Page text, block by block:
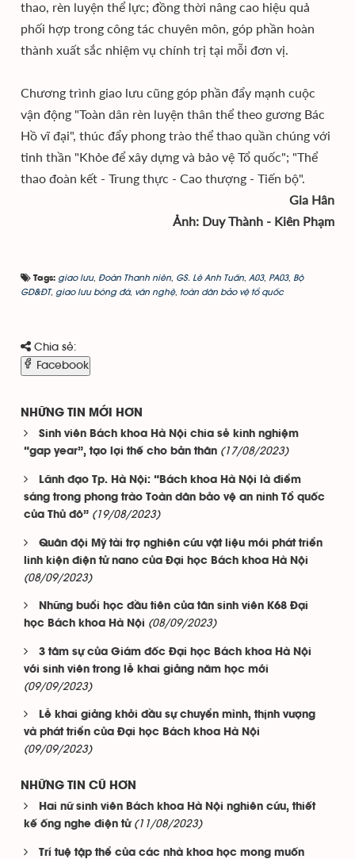
thao, rèn luyện thể lực; đồng thời nâng cao hiệu quả
phối hợp trong công tác chuyên môn, góp phần hoàn
thành xuất sắc nhiệm vụ chính trị tại mỗi đơn vị.
Chương trình giao lưu cũng góp phần đẩy mạnh cuộc
vận động "Toàn dân rèn luyện thân thể theo gương Bác
Hồ vĩ đại", thúc đẩy phong trào thể thao quần chúng với
tinh thần "Khỏe để xây dựng và bảo vệ Tổ quốc"; "Thể
thao đoàn kết - Trung thực - Cao thượng - Tiến bộ".
Gia Hân
Ảnh: Duy Thành - Kiên Phạm
Tags: giao lưu, Đoàn Thanh niên GS. Lê Anh Tuấn A03, PA03, Bộ
GD&ĐT, giao lưu bóng đá, văn nghệ, toàn dân bảo vệ tổ quốc
Chia sẻ:
Facebook
NHỮNG TIN MỚI HƠN
Sinh viên Bách khoa Hà Nội chia sẻ kinh nghiệm
“gap year”, tạo lợi thế cho bản thân (17/08/2023)
Lãnh đạo Tp. Hà Nội: “Bách khoa Hà Nội là điểm
sáng trong phong trào Toàn dân bảo vệ an ninh Tổ quốc
của Thủ đô” (19/08/2023)
Quân đội Mỹ tài trợ nghiên cứu vật liệu mới phát triển
linh kiện điện tử nano của Đại học Bách khoa Hà Nội
(08/09/2023)
Những buổi học đầu tiên của tân sinh viên K68 Đại
học Bách khoa Hà Nội (08/09/2023)
3 tâm sự của Giám đốc Đại học Bách khoa Hà Nội
với sinh viên trong lễ khai giảng năm học mới
(09/09/2023)
Lễ khai giảng khởi đầu sự chuyển mình, thịnh vượng
và phát triển của Đại học Bách khoa Hà Nội
(09/09/2023)
NHỮNG TIN CŨ HƠN
Hai nữ sinh viên Bách khoa Hà Nội nghiên cứu, thiết
kế ống nghe điện tử (11/08/2023)
Trí tuệ tập thể của các nhà khoa học mong muốn